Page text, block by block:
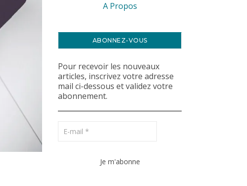
A Propos
ABONNEZ-VOUS
Pour recevoir les nouveaux
articles, inscrivez votre adresse
mail ci-dessous et validez votre
abonnement.